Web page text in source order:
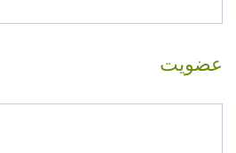
عضویت